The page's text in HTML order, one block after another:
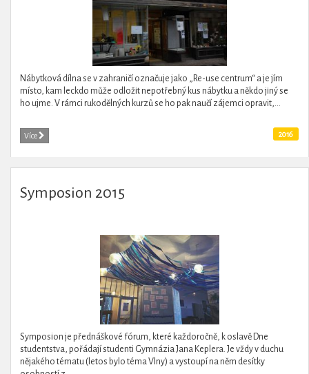
Nábytková dílna se v zahraničí označuje jako „Re-use centrum“ a je jím
místo, kam leckdo může odložit nepotřebný kus nábytku a někdo jiný se
ho ujme. V rámci rukodělných kurzů se ho pak naučí zájemci opravit,...
Více 2016
Symposion 2015
Symposion je přednáškové fórum, které každoročně, k oslavě Dne
studentstva, pořádají studenti Gymnázia Jana Keplera. Je vždy v duchu
nějakého tématu (letos bylo téma Vlny) a vystoupí na něm desítky